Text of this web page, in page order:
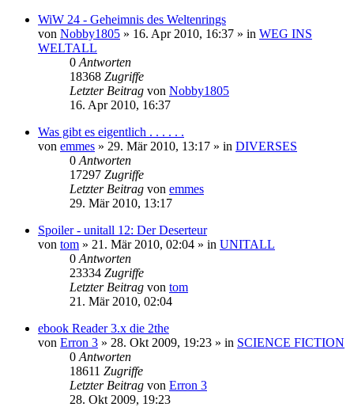
WiW 24 - Geheimnis des Weltenrings
von Nobby1805 » 16. Apr 2010, 16:37 » in WEG INS
WELTALL
0 Antworten
18368 Zugriffe
Letzter Beitrag von Nobby1805
16. Apr 2010, 16:37
Was gibt es eigentlich . . . . . .
von emmes » 29. Mär 2010, 13:17 » in DIVERSES
0 Antworten
17297 Zugriffe
Letzter Beitrag von emmes
29. Mär 2010, 13:17
Spoiler - unitall 12: Der Deserteur
von tom » 21. Mär 2010, 02:04 » in UNITALL
0 Antworten
23334 Zugriffe
Letzter Beitrag von tom
21. Mär 2010, 02:04
ebook Reader 3.x die 2the
von Erron 3 » 28. Okt 2009, 19:23 » in SCIENCE FICTION
0 Antworten
18611 Zugriffe
Letzter Beitrag von Erron 3
28. Okt 2009, 19:23